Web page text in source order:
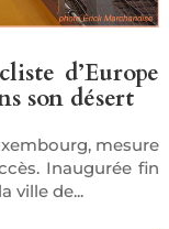
d’Europe
son désert
mesure
Inaugurée fin
ville de...